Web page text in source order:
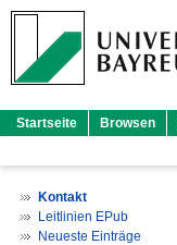
Startseite Browsen
Kontakt
Leitlinien EPub
Neueste Einträge